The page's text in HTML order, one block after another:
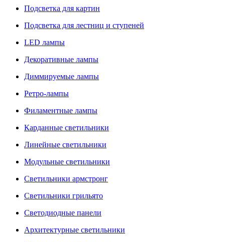
Подсветка для картин
Подсветка для лестниц и ступеней
LED лампы
Декоративные лампы
Диммируемые лампы
Ретро-лампы
Филаментные лампы
Карданные светильники
Линейные светильники
Модульные светильники
Светильники армстронг
Светильники грильято
Светодиодные панели
Архитектурные светильники